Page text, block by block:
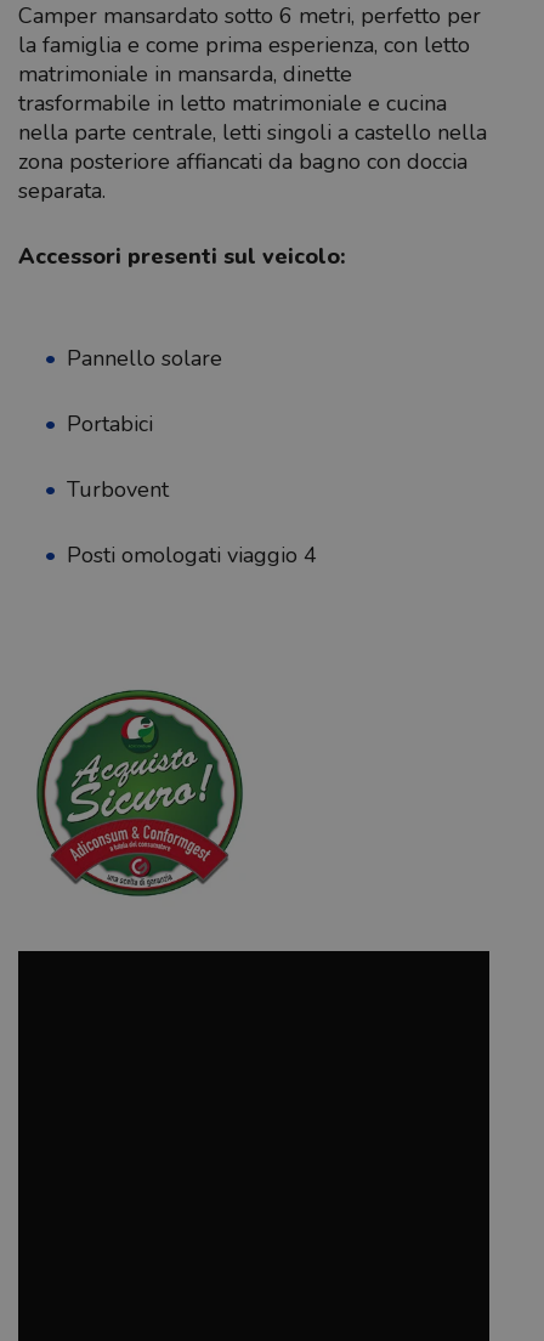
Camper mansardato sotto 6 metri, perfetto per
la famiglia e come prima esperienza, con letto
matrimoniale in mansarda, dinette
trasformabile in letto matrimoniale e cucina
nella parte centrale, letti singoli a castello nella
zona posteriore affiancati da bagno con doccia
separata.
Accessori presenti sul veicolo:
Pannello solare
Portabici
Turbovent
Posti omologati viaggio 4